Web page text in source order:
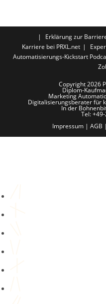
Erklärung zur
Karriere bei PRXL.net
Automatisierungs-Kickstart
Copyright 2026
Diplom-
Marketing
Digitalisierungsberater für
In der
Tel:
Impressum | AGB |